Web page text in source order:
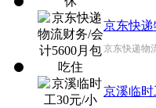
京东快递
京东快递物
京溪临时